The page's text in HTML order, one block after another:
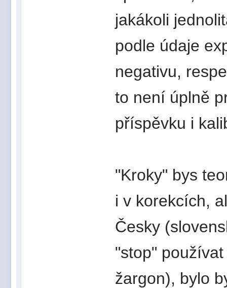
jakákoli
podle údaje
negativu,
to není úplně
příspěvku i
"Kroky" bys
i v korekcích,
Česky
"stop"
žargon), bylo